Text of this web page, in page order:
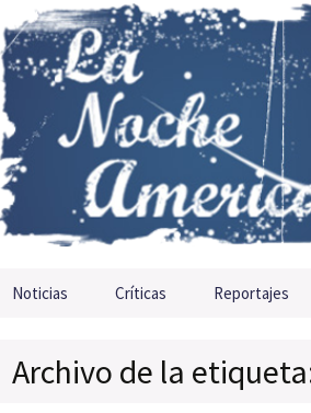
Saltar al contenido
Noticias Críticas Reportajes
Archivo de la